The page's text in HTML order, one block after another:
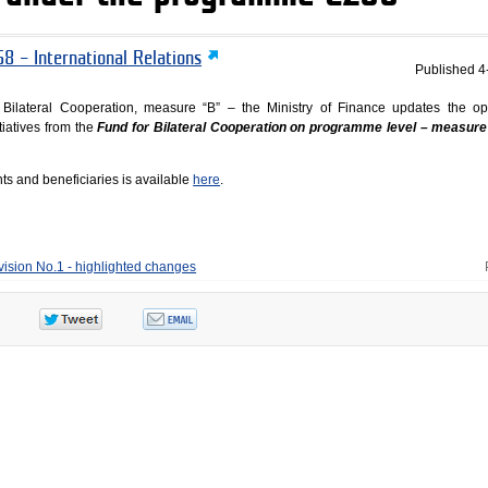
– International Relations
Published
Cooperation, measure “B” – the Ministry of Finance updates the
from theFund for Bilateral Cooperation on programme level – measure
and beneficiaries is availablehere
No.1 - highlighted changes